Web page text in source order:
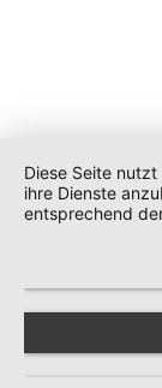
Diese Seite
ihre Dienste
entsprechend